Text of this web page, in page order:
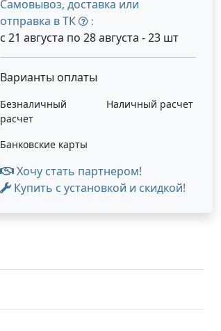
Самовывоз, доставка или
отправка в ТК
:
с 21 августа по 28 августа - 23 шт
Варианты оплаты
Безналичный
расчет
Наличный расчет
Банковские карты
Хочу стать партнером!
Купить с установкой и скидкой!